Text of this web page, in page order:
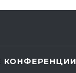
КОНФЕРЕНЦИИ